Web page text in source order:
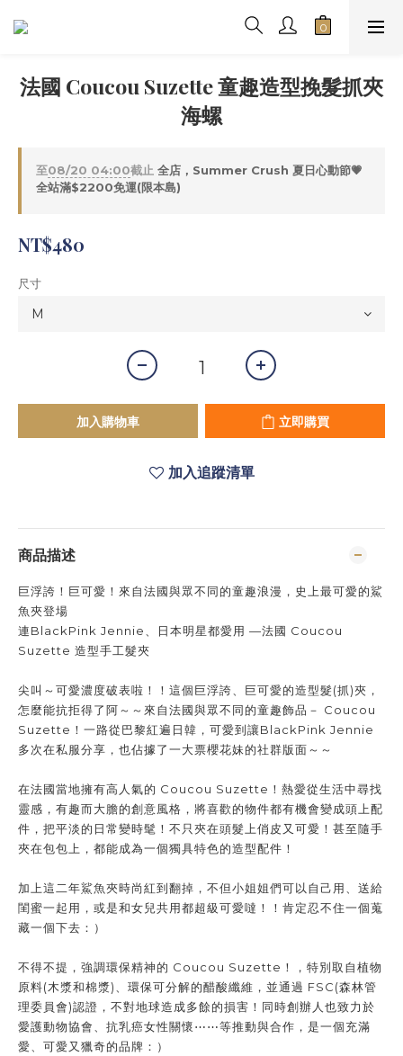
法國 Coucou Suzette 童趣造型挽髮抓夾
海螺
至08/20 04:00截止 全店，Summer Crush 夏日心動節💗
全站滿$2200免運(限本島)
NT$480
尺寸
加入購物車 立即購買
加入追蹤清單
商品描述
巨浮誇！巨可愛！來自法國與眾不同的童趣浪漫，史上最可愛的鯊
魚夾登場
連BlackPink Jennie、日本明星都愛用 —法國 Coucou
Suzette 造型手工髮夾
尖叫～可愛濃度破表啦！！這個巨浮誇、巨可愛的造型髮(抓)夾，
怎麼能抗拒得了阿～～來自法國與眾不同的童趣飾品－ Coucou
Suzette！一路從巴黎紅遍日韓，可愛到讓BlackPink Jennie
多次在私服分享，也佔據了一大票櫻花妹的社群版面～～
在法國當地擁有高人氣的 Coucou Suzette！熱愛從生活中尋找
靈感，有趣而大膽的創意風格，將喜歡的物件都有機會變成頭上配
件，把平淡的日常變時髦！不只夾在頭髮上俏皮又可愛！甚至隨手
夾在包包上，都能成為一個獨具特色的造型配件！
加上這二年鯊魚夾時尚紅到翻掉，不但小姐姐們可以自己用、送給
閨蜜一起用，或是和女兒共用都超級可愛噠！！肯定忍不住一個蒐
藏一個下去：）
不得不提，強調環保精神的 Coucou Suzette！，特別取自植物
原料(木漿和棉漿)、環保可分解的醋酸纖維，並通過 FSC(森林管
理委員會)認證，不對地球造成多餘的損害！同時創辦人也致力於
愛護動物協會、抗乳癌女性關懷⋯⋯等推動與合作，是一個充滿
愛、可愛又獵奇的品牌：）